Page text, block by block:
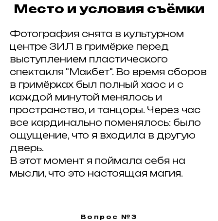
Место и условия съёмки
Фотография снята в культурном
центре ЗИЛ в гримёрке перед
выступлением пластического
спектакля "Макбет". Во время сборов
в гримёрках был полный хаос и с
каждой минутой менялось и
пространство, и танцоры. Через час
все кардинально поменялось: было
ощущение, что я входила в другую
дверь.
В этот момент я поймала себя на
мысли, что это настоящая магия.
Вопрос №3
ВСЕ ЗАПИСИ
#
Публикуйте работы
делитесь с друзьями
и отмечайте нас
хештегом в соц. сетях